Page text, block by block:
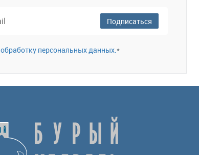
Подписаться
обработку персональных данных.*